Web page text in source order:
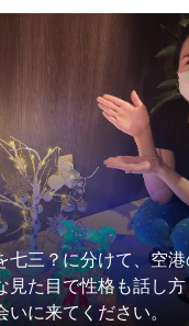
七三？に分けて、空
見た目で性格も話し
に来てください。